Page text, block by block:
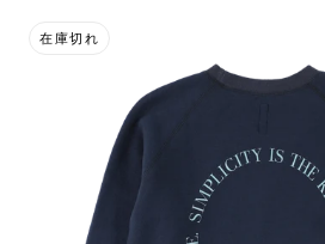
在庫切れ